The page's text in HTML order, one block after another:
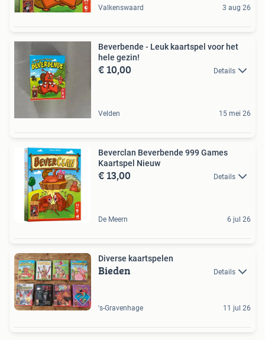
Valkenswaard 3 aug 26
Beverbende - Leuk kaartspel voor het
hele gezin!
€ 10,00 Details
Velden 15 mei 26
Beverclan Beverbende 999 Games
Kaartspel Nieuw
€ 13,00 Details
De Meern 6 jul 26
Diverse kaartspelen
Bieden Details
's-Gravenhage 11 jul 26